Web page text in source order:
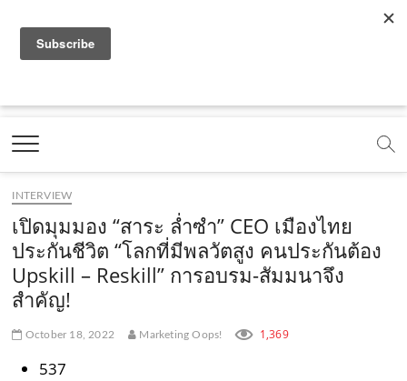
a
e
b
o
o
k
.
c
o
m
o
t
b
e
.
c
o
m
.
o
e
m
t
g
a
m
c
t
k
c
o
Marketing Oops!
DIGITAL | CREATIVE | ADVERTISING | CAMPAIGN |
INTERVIEW
เปิดมุมมอง “สาระ ล่ำซำ” CEO เมืองไทย
ประกันชีวิต “โลกที่มีพลวัตสูง คนประกันต้อง
Upskill – Reskill” การอบรม-สัมมนาจึง
สำคัญ!
October 18, 2022 Marketing Oops! 1,369
537